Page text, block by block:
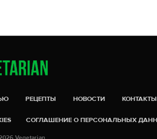
РЕЦЕПТЫ НОВОСТИ КОНТАКТЫ
СОГЛАШЕНИЕ О ПЕРСОНАЛЬНЫХ